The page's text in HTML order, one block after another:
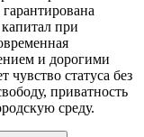
при
и дорогими
статуса без
приватность
среду.